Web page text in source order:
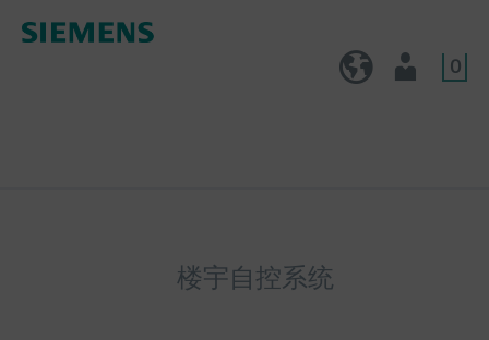
0
楼宇自控系统